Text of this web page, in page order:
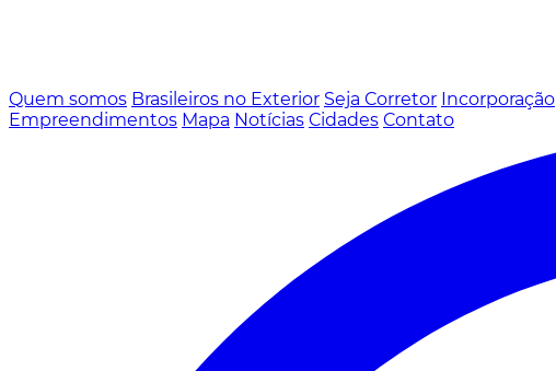
Quem somos Brasileiros no Exterior Seja Corretor Incorporação
Empreendimentos Mapa Notícias Cidades Contato